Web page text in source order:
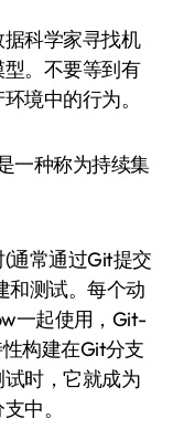
科学家寻找机
。不要等到有
境中的行为。
一种称为持续集
通常通过Git提交
和测试。每个动
一起使用，Git-
构建在Git分支
时，它就成为
中。